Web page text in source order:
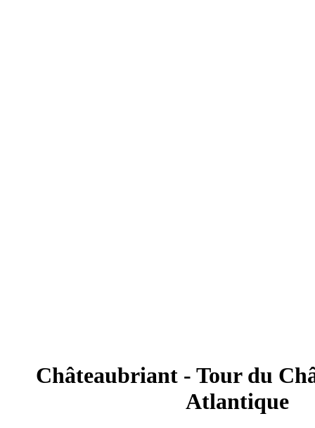
Châteaubriant - Tour du
Atlantique